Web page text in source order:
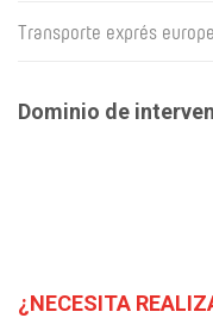
Transporte exprés
Dominio de
¿NECESITA